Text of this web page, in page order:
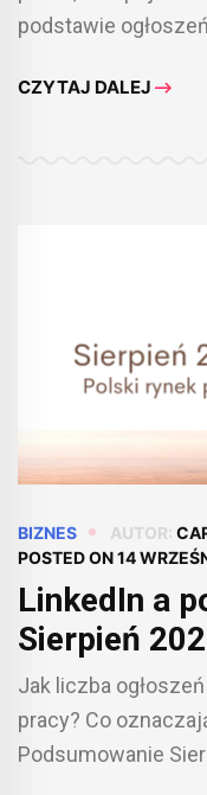
podstawie
CZYTAJ DALEJ
BIZNES AUTOR:
POSTED ON14
LinkedIn a
Sierpień
Jak liczba
pracy? Co
Podsumowanie